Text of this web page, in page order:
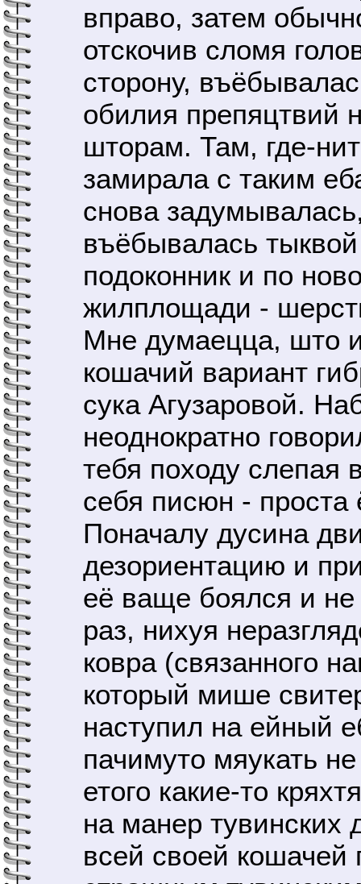
вправо, затем
отскочив сломя
сторону,
обилия препяцтвий
шторам. Там, где-
замирала с таким
снова
въёбывалась
подоконник и по
жилплощади -
Мне думаецца, што
кошачий вариант
сука Агузаровой.
неоднократно
тебя походу слепая
себя писюн - проста
Поначалу дусина
дезориентацию и
её ваще боялся и
раз, нихуя
ковра (связанного
который мише
наступил на ейный
пачимуто мяукать
етого какие-то
на манер тувинских
всей своей кошачей